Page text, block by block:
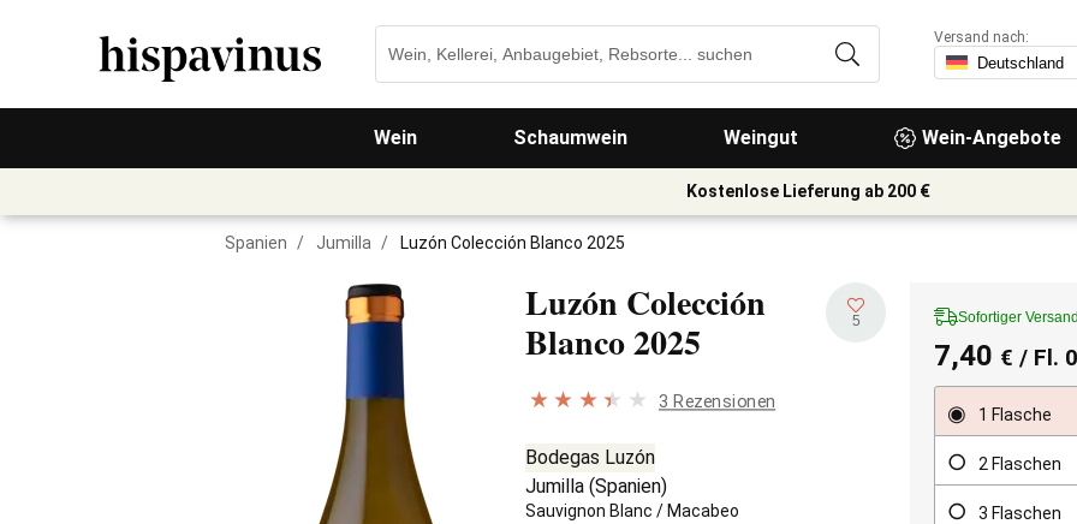
Wein Schaumwein Weingut Wein-Angebote
Versand nach:
Kostenlose Lieferung ab 200 €
Spanien / Jumilla / Luzón Colección Blanco 2025
Luzón Colección
Blanco2025 5
3 Rezensionen
Bodegas Luzón
Jumilla (Spanien)
Sauvignon Blanc / Macabeo
Sofortiger Versand
7,40 € / Fl.
1 Flasche
2 Flaschen
3 Flaschen